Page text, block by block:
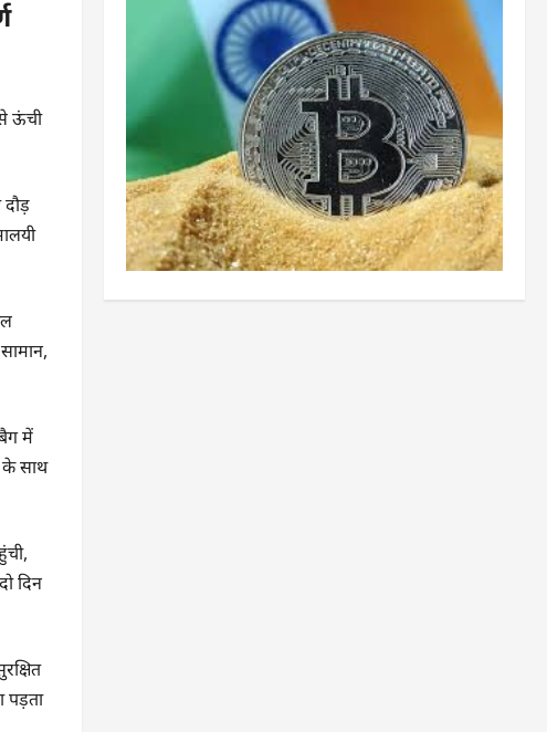
ऊंची
में
के साथ
दिन
पड़ता